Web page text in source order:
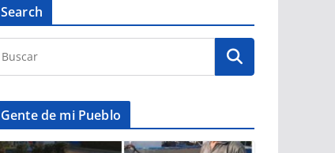
Search
Gente de mi Pueblo